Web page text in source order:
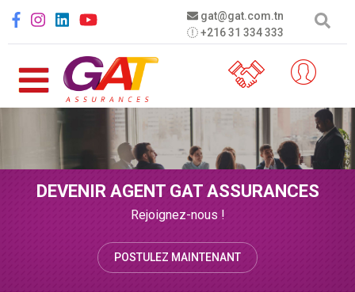
gat@gat.com.tn
+216 31 334 333
Social menu
DEVENIR AGENT GAT ASSURANCES
Rejoignez-nous !
POSTULEZ MAINTENANT